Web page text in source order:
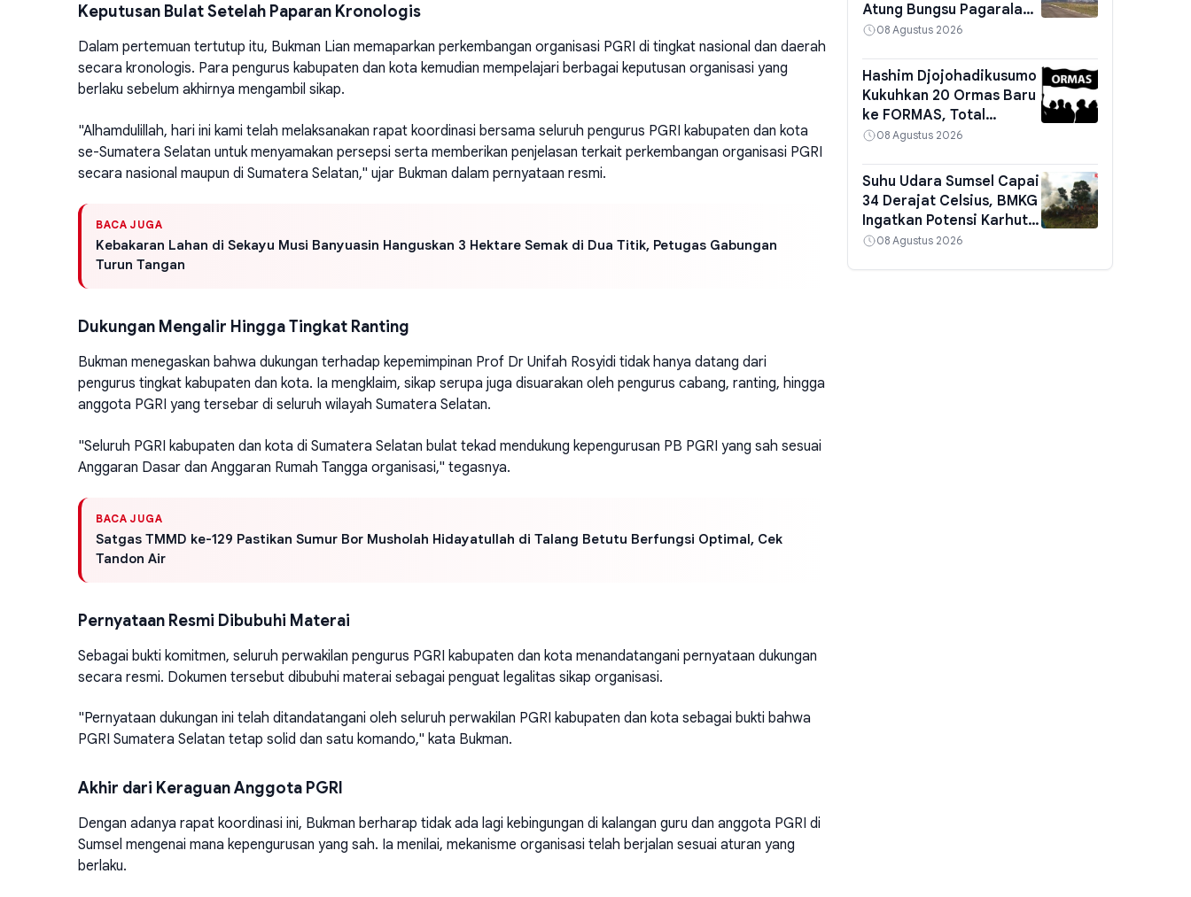
Keputusan Bulat Setelah Paparan Kronologis
Dalam pertemuan tertutup itu, Bukman Lian memaparkan perkembangan organisasi PGRI di tingkat nasional dan daerah
secara kronologis. Para pengurus kabupaten dan kota kemudian mempelajari berbagai keputusan organisasi yang
berlaku sebelum akhirnya mengambil sikap.
"Alhamdulillah, hari ini kami telah melaksanakan rapat koordinasi bersama seluruh pengurus PGRI kabupaten dan kota
se-Sumatera Selatan untuk menyamakan persepsi serta memberikan penjelasan terkait perkembangan organisasi PGRI
secara nasional maupun di Sumatera Selatan," ujar Bukman dalam pernyataan resmi.
BACA JUGA
Kebakaran Lahan di Sekayu Musi Banyuasin Hanguskan 3 Hektare Semak di Dua Titik, Petugas Gabungan
Turun Tangan
Dukungan Mengalir Hingga Tingkat Ranting
Bukman menegaskan bahwa dukungan terhadap kepemimpinan Prof Dr Unifah Rosyidi tidak hanya datang dari
pengurus tingkat kabupaten dan kota. Ia mengklaim, sikap serupa juga disuarakan oleh pengurus cabang, ranting, hingga
anggota PGRI yang tersebar di seluruh wilayah Sumatera Selatan.
"Seluruh PGRI kabupaten dan kota di Sumatera Selatan bulat tekad mendukung kepengurusan PB PGRI yang sah sesuai
Anggaran Dasar dan Anggaran Rumah Tangga organisasi," tegasnya.
BACA JUGA
Satgas TMMD ke-129 Pastikan Sumur Bor Musholah Hidayatullah di Talang Betutu Berfungsi Optimal, Cek
Tandon Air
Pernyataan Resmi Dibubuhi Materai
Sebagai bukti komitmen, seluruh perwakilan pengurus PGRI kabupaten dan kota menandatangani pernyataan dukungan
secara resmi. Dokumen tersebut dibubuhi materai sebagai penguat legalitas sikap organisasi.
"Pernyataan dukungan ini telah ditandatangani oleh seluruh perwakilan PGRI kabupaten dan kota sebagai bukti bahwa
PGRI Sumatera Selatan tetap solid dan satu komando," kata Bukman.
Akhir dari Keraguan Anggota PGRI
Dengan adanya rapat koordinasi ini, Bukman berharap tidak ada lagi kebingungan di kalangan guru dan anggota PGRI di
Sumsel mengenai mana kepengurusan yang sah. Ia menilai, mekanisme organisasi telah berjalan sesuai aturan yang
berlaku.
Atung Bungsu Pagaralam
Berhasil Dipadamkan,
Sampah
08 Agustus 2026
Hashim Djojohadikusumo
Kukuhkan 20 Ormas Baru
ke FORMAS, Total
Keanggotaan Kini Capai
08 Agustus 2026
Suhu Udara Sumsel Capai
34 Derajat Celsius, BMKG
Ingatkan Potensi Karhutla
di Tengah Cuaca Cerah
08 Agustus 2026